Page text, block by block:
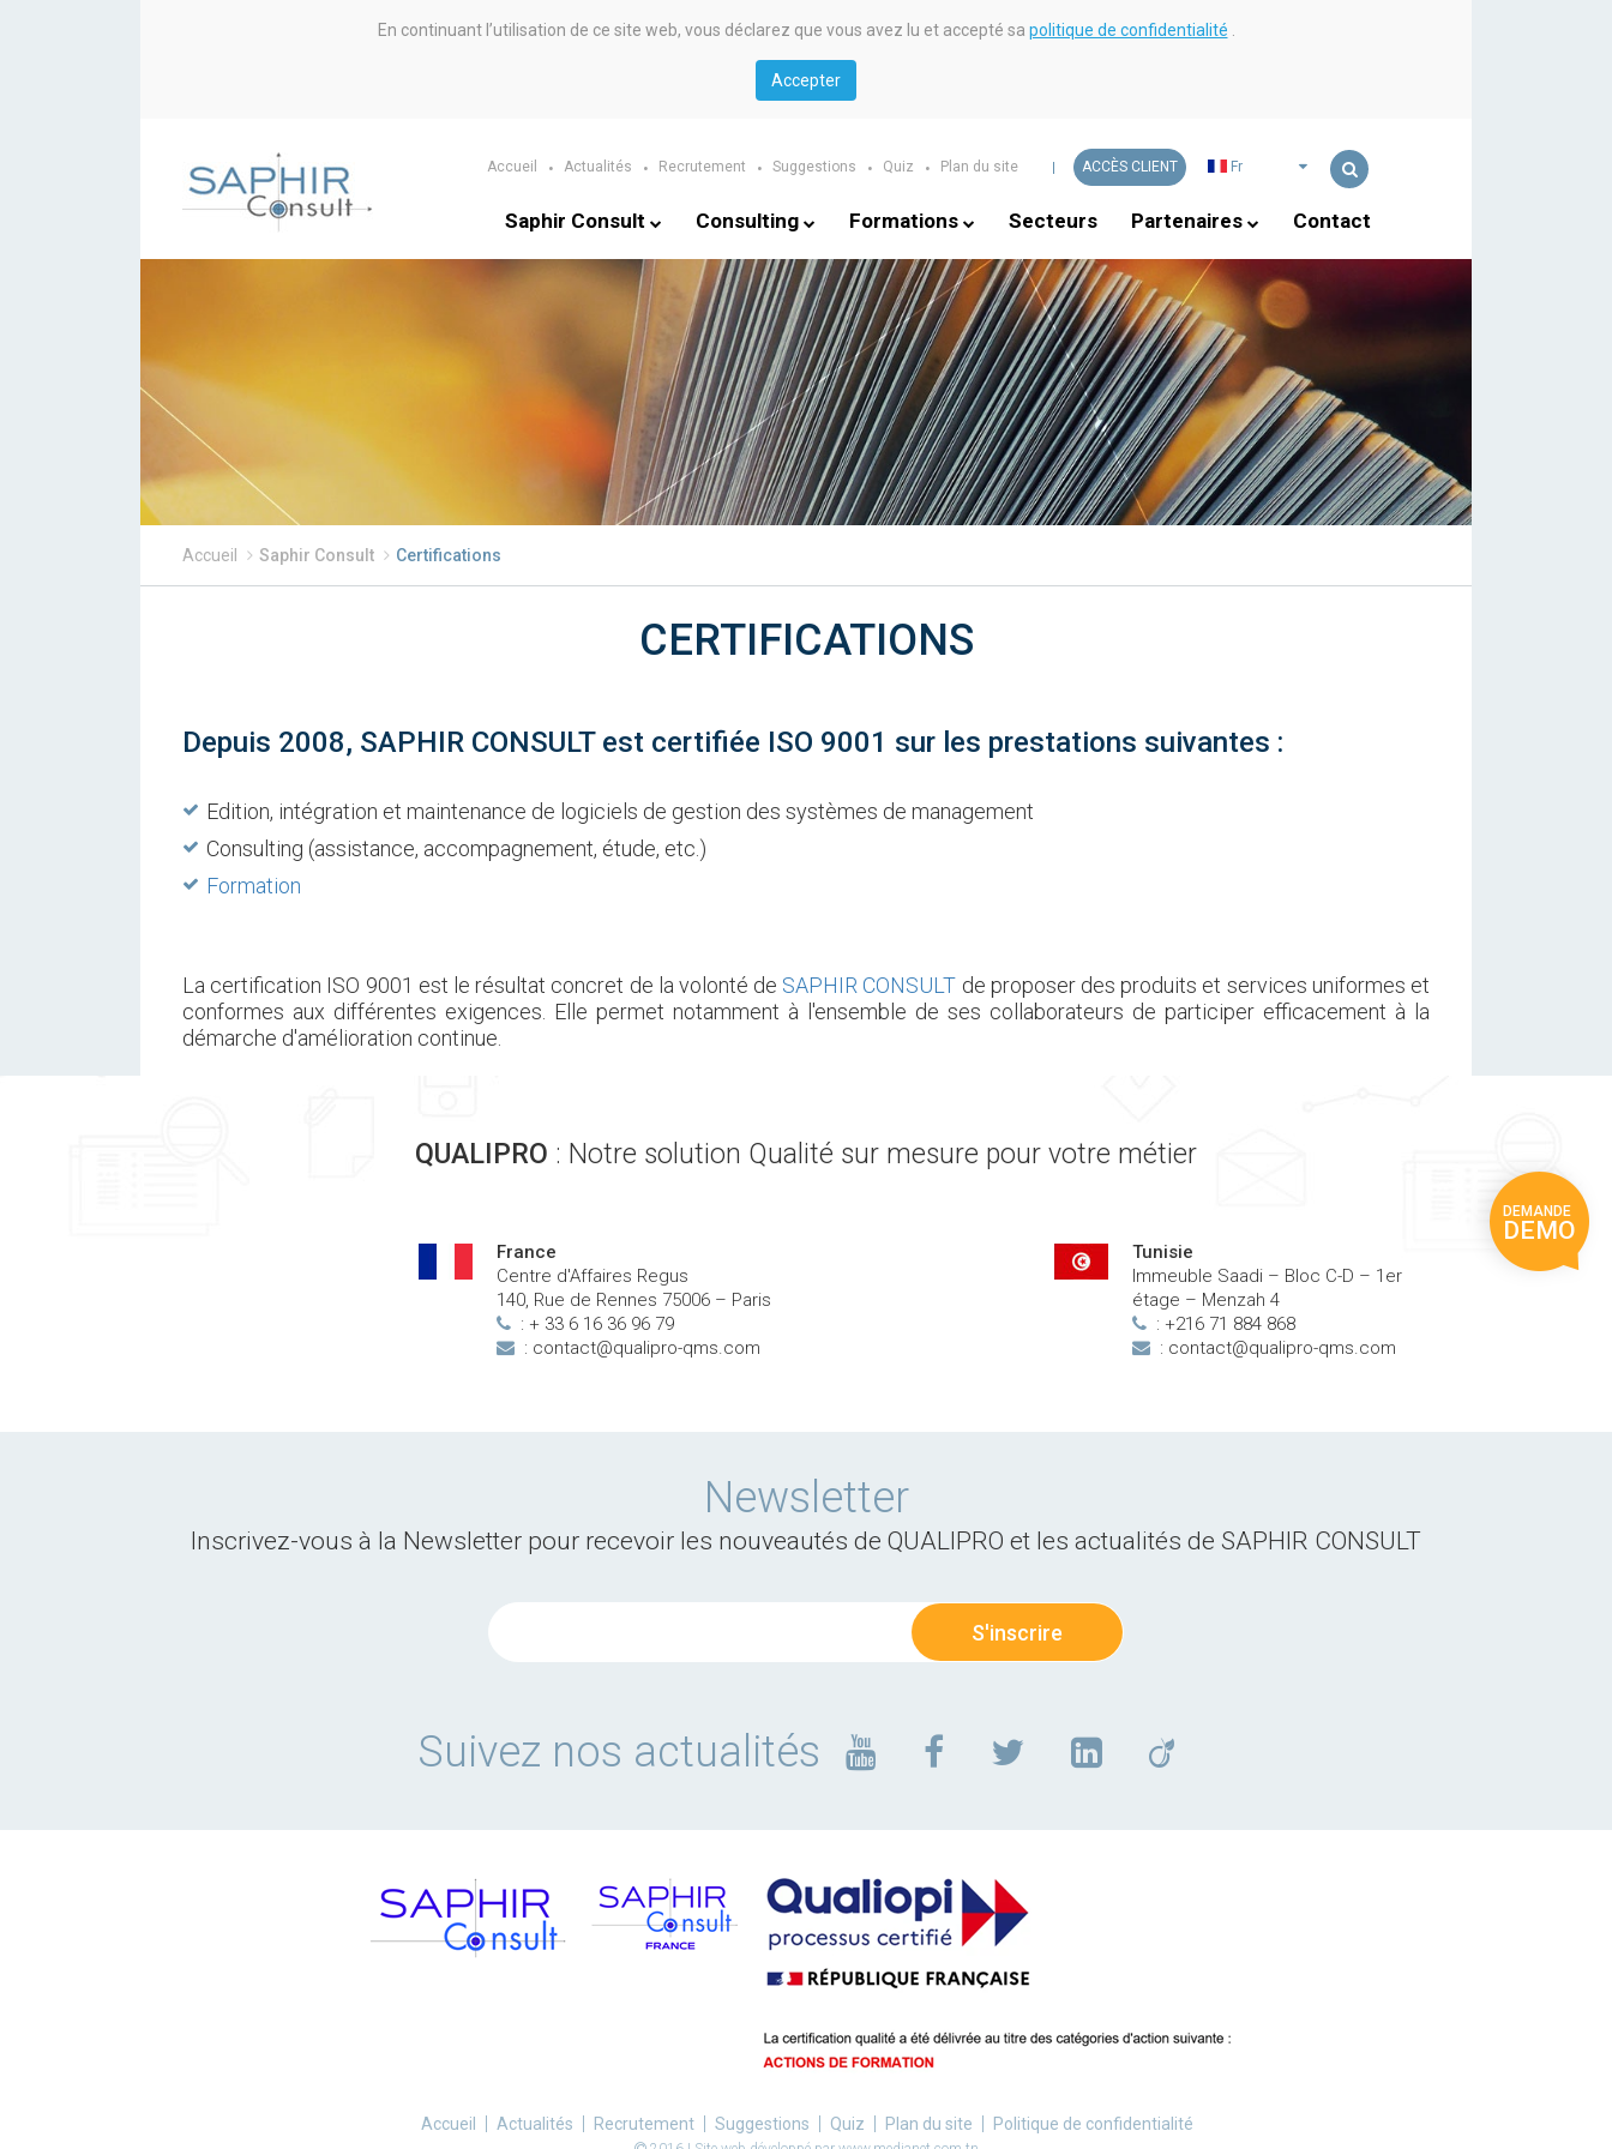
En continuant l’utilisation de ce site web, vous déclarez que vous avez lu et accepté sa politique de confidentialité
Accepter
Rechercher
ACCÈS CLIENT Fr
Accueil Actualités Recrutement Suggestions Quiz Plan du site
Saphir Consult Consulting Formations Secteurs Partenaires Contact
Accueil Saphir Consult Certifications
CERTIFICATIONS
Depuis 2008, SAPHIR CONSULT est certifiée ISO 9001 sur les prestations suivantes :
Edition, intégration et maintenance de logiciels de gestion des systèmes de management
Consulting (assistance, accompagnement, étude, etc.)
Formation
La certification ISO 9001 est le résultat concret de la volonté de SAPHIR CONSULT de proposer des produits et services uniformes et
conformes aux différentes exigences. Elle permet notamment à l'ensemble de ses collaborateurs de participer efficacement à la
démarche d'amélioration continue.
DEMANDE
DEMO
QUALIPRO : Notre solution Qualité sur mesure pour votre métier
France
Centre d'Affaires Regus
140, Rue de Rennes 75006 – Paris
: + 33 6 16 36 96 79
: contact@qualipro-qms.com
Tunisie
Immeuble Saadi – Bloc C-D – 1er
étage – Menzah 4
: +216 71 884 868
: contact@qualipro-qms.com
Newsletter
Inscrivez-vous à la Newsletter pour recevoir les nouveautés de QUALIPRO et les actualités de SAPHIR CONSULT
Suivez nos actualités
Accueil Actualités Recrutement Suggestions Quiz Plan du site Politique de confidentialité